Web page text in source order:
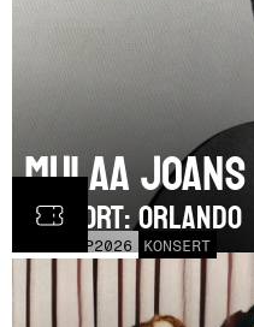
SEP2026 KONSERT
Mulaa Joans
SUPPORT: Orlando